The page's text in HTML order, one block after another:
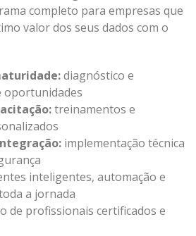
completo para empresas que
valor dos seus dados com o
diagnóstico e
oportunidades
treinamentos e
implementação técnica
inteligentes, automação e
a jornada
de profissionais certificados e